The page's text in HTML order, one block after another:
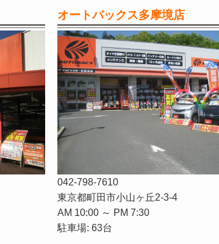
オートバックス多摩境店
042-798-7610
東京都町田市小山ヶ丘2-3-4
AM 10:00 ～ PM 7:30
駐車場: 63台